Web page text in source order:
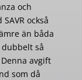
och
också
än båda
dubbelt så
avgift
som då